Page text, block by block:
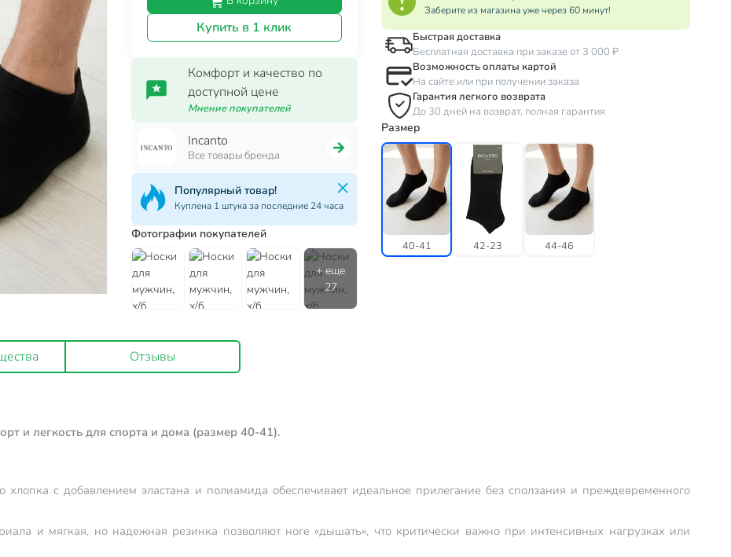
Купить в 1 клик
Комфорт и качество по
доступной цене
Мнение покупателей
Incanto
Все товары бренда
Популярный товар!
Куплена 1 штука за последние 24 часа
Фотографии покупателей
Заберите из магазина уже через 60 минут!
Быстрая доставка
Бесплатная доставка при заказе от 3 000 ₽
Возможность оплаты картой
На сайте или при получении заказа
Гарантия легкого возврата
До 30 дней на возврат, полная гарантия
Размер
40-41 42-23 44-46
Отзывы
и легкость для спорта и дома (размер 40-41).
хлопка с добавлением эластана и полиамида обеспечивает идеальное прилегание без сползания и преждевременного
и мягкая, но надежная резинка позволяют ноге «дышать», что критически важно при интенсивных нагрузках или